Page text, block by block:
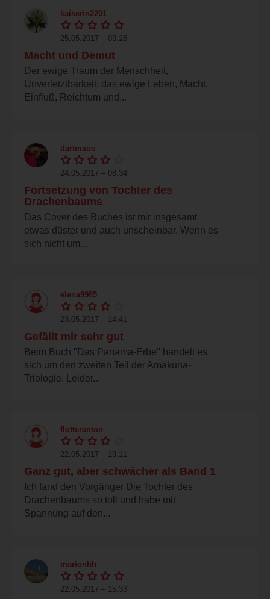
kaiserin2201
25.05.2017 – 09:28
Macht und Demut
Der ewige Traum der Menschheit,
Unverletztbarkeit, das ewige Leben, Macht,
Einfluß, Reichtum und...
dartmaus
24.05.2017 – 08:34
Fortsetzung von Tochter des
Drachenbaums
Das Cover des Buches ist mir insgesamt
etwas düster und auch unscheinbar. Wenn es
sich nicht um...
elena9985
23.05.2017 – 14:41
Gefällt mir sehr gut
Beim Buch "Das Panama-Erbe" handelt es
sich um den zweiten Teil der Amakuna-
Triologie. Leider...
flotteranton
22.05.2017 – 19:11
Ganz gut, aber schwächer als Band 1
Ich fand den Vorgänger Die Tochter des
Drachenbaums so toll und habe mit
Spannung auf den...
marionhh
22.05.2017 – 15:33